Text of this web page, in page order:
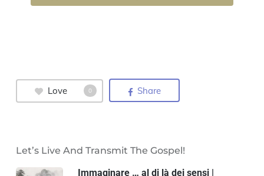
Love 0 Share
Let’s Live And Transmit The Gospel!
Immaginare … al di là dei sensi |